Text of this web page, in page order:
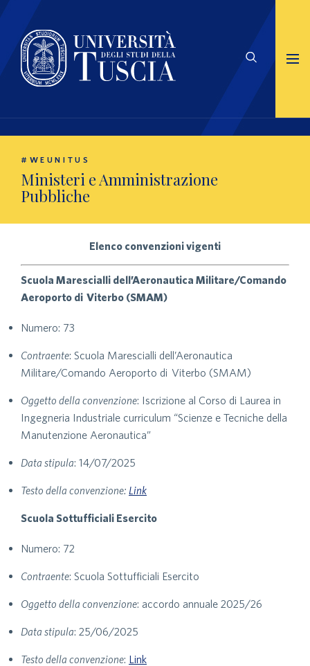
#WEUNITUS
Ministeri e Amministrazione
Pubbliche
Elenco convenzioni vigenti
Scuola Marescialli dell’Aeronautica Militare/Comando
Aeroporto di Viterbo (SMAM)
Numero: 73
Contraente: Scuola Marescialli dell’Aeronautica
Militare/Comando Aeroporto di Viterbo (SMAM)
Oggetto della convenzione: Iscrizione al Corso di Laurea in
Ingegneria Industriale curriculum “Scienze e Tecniche della
Manutenzione Aeronautica”
Data stipula: 14/07/2025
Testo della convenzione: Link
Scuola Sottufficiali Esercito
Numero: 72
Contraente: Scuola Sottufficiali Esercito
Oggetto della convenzione: accordo annuale 2025/26
Data stipula: 25/06/2025
Testo della convenzione: Link